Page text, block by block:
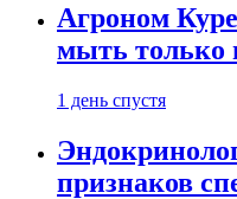
Агроном
мыть только
1 день спустя
признаков